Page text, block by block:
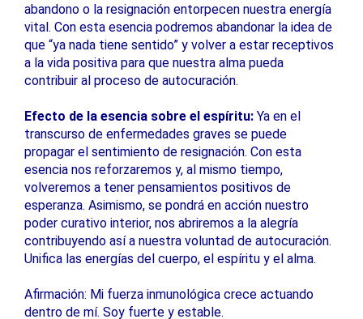
abandono o la resignación entorpecen nuestra energía
vital. Con esta esencia podremos abandonar la idea de
que “ya nada tiene sentido” y volver a estar receptivos
a la vida positiva para que nuestra alma pueda
contribuir al proceso de autocuración.
Efecto de la esencia sobre el espíritu: Ya en el
transcurso de enfermedades graves se puede
propagar el sentimiento de resignación. Con esta
esencia nos reforzaremos y, al mismo tiempo,
volveremos a tener pensamientos positivos de
esperanza. Asimismo, se pondrá en acción nuestro
poder curativo interior, nos abriremos a la alegría
contribuyendo así a nuestra voluntad de autocuración.
Unifica las energías del cuerpo, el espíritu y el alma.
Afirmación: Mi fuerza inmunológica crece actuando
dentro de mí. Soy fuerte y estable.